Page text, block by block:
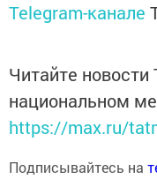
Telegram-канале
Читайте новости
национальном
https://max.ru/
Подписывайтесь на